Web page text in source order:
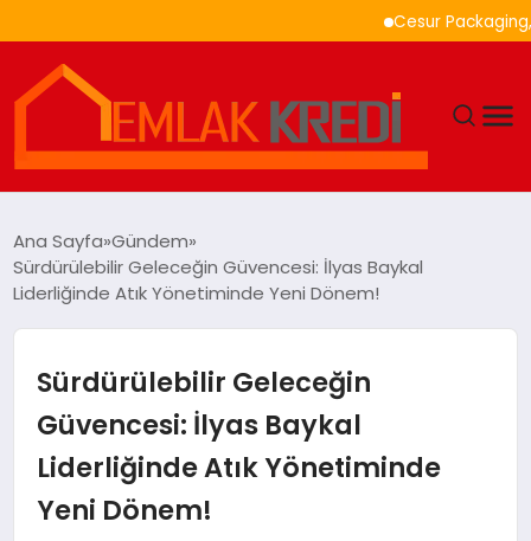
Cesur Packaging,
EKONOMI
MAGAZIN
Ana Sayfa Gündem
Sürdürülebilir Geleceğin Güvencesi: İlyas Baykal
Liderliğinde Atık Yönetiminde Yeni Dönem!
Sürdürülebilir Geleceğin
Güvencesi: İlyas Baykal
Liderliğinde Atık Yönetiminde
Yeni Dönem!